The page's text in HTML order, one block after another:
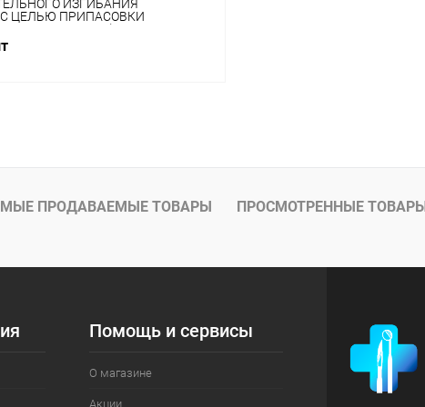
ИЗГИБАНИЯ
ЦЕЛЬЮ ПРИПАСОВКИ
И ЛИЦЕВЫХ ДУГ (Щипцы
- "ММИЗ"
Сравнение
В наличии
ПРОДАВАЕМЫЕ ТОВАРЫ ПРОСМОТРЕННЫЕ ТОВАРЫ
Помощь и сервисы
О магазине
Акции